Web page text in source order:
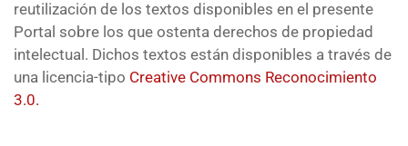
reutilización de los textos disponibles en el presente
Portal sobre los que ostenta derechos de propiedad
intelectual. Dichos textos están disponibles a través de
una licencia-tipo Creative Commons Reconocimiento
3.0.